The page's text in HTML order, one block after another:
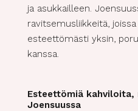
ja asukkailleen.
ravitsemusliikkeitä,
esteettömästi yksin,
kanssa.
Esteettömiä
Joensuussa